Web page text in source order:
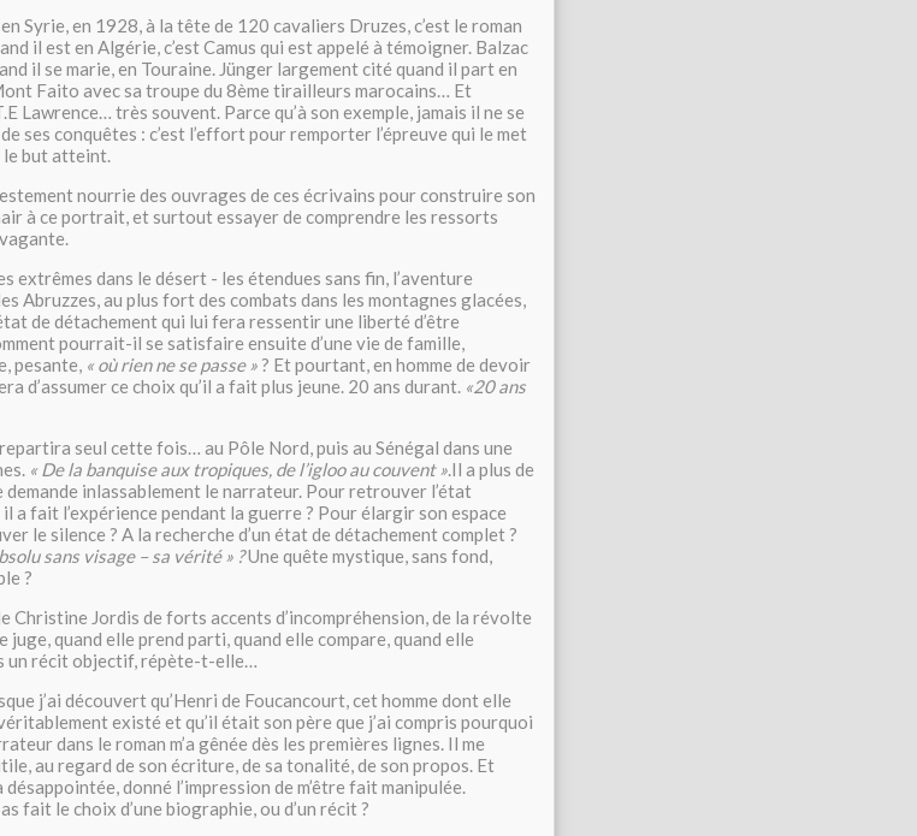
Syrie, en 1928, à la tête de 120 cavaliers Druzes, c’est le roman
il est en Algérie, c’est Camus qui est appelé à témoigner. Balzac
il se marie, en Touraine. Jünger largement cité quand il part en
Faito avec sa troupe du 8ème tirailleurs marocains… Et
Lawrence… très souvent. Parce qu’à son exemple, jamais il ne se
ses conquêtes : c’est l’effort pour remporter l’épreuve qui le met
le but atteint.
nourrie des ouvrages de ces écrivains pour construire son
à ce portrait, et surtout essayer de comprendre les ressorts
extrêmes dans le désert - les étendues sans fin, l’aventure
Abruzzes, au plus fort des combats dans les montagnes glacées,
de détachement qui lui fera ressentir une liberté d’être
pourrait-il se satisfaire ensuite d’une vie de famille,
pesante, « où rien ne se passe » ? Et pourtant, en homme de devoir
d’assumer ce choix qu’il a fait plus jeune. 20 ans durant. «20 ans
seul cette fois… au Pôle Nord, puis au Sénégal dans une
« De la banquise aux tropiques, de l’igloo au couvent ».Il a plus de
demande inlassablement le narrateur. Pour retrouver l’état
a fait l’expérience pendant la guerre ? Pour élargir son espace
le silence ? A la recherche d’un état de détachement complet ?
sans visage – sa vérité » ?Une quête mystique, sans fond,
?
Christine Jordis de forts accents d’incompréhension, de la révolte
juge, quand elle prend parti, quand elle compare, quand elle
un récit objectif, répète-t-elle…
j’ai découvert qu’Henri de Foucancourt, cet homme dont elle
existé et qu’il était son père que j’ai compris pourquoi
dans le roman m’a gênée dès les premières lignes. Il me
au regard de son écriture, de sa tonalité, de son propos. Et
donné l’impression de m’être fait manipulée.
fait le choix d’une biographie, ou d’un récit ?